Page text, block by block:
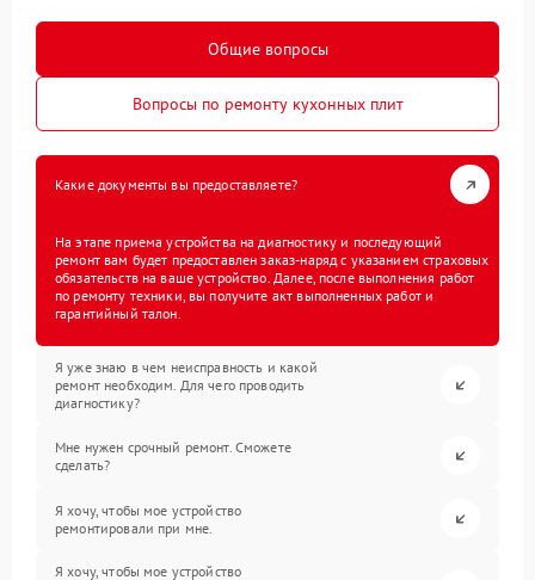
Общие вопросы
Вопросы по ремонту кухонных плит
Какие документы вы предоставляете?
На этапе приема устройства на диагностику и последующий
ремонт вам будет предоставлен заказ-наряд с указанием страховых
обязательств на ваше устройство. Далее, после выполнения работ
по ремонту техники, вы получите акт выполненных работ и
гарантийный талон.
Я уже знаю в чем неисправность и какой
ремонт необходим. Для чего проводить
диагностику?
Мне нужен срочный ремонт. Сможете
сделать?
Я хочу, чтобы мое устройство
ремонтировали при мне.
Я хочу, чтобы мое устройство